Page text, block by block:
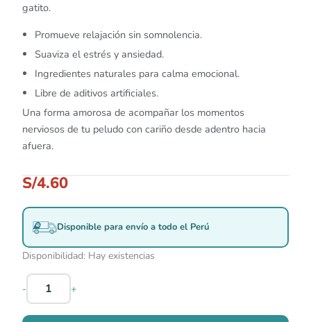
gatito.
Promueve relajación sin somnolencia.
Suaviza el estrés y ansiedad.
Ingredientes naturales para calma emocional.
Libre de aditivos artificiales.
Una forma amorosa de acompañar los momentos
nerviosos de tu peludo con cariño desde adentro hacia
afuera.
S/4.60
Disponible para envío a todo el Perú
Disponibilidad: Hay existencias
- +